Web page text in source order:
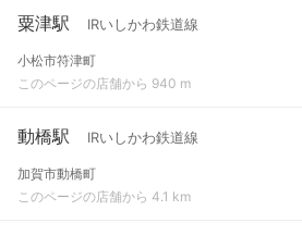
粟津駅 IRいしかわ鉄道線
小松市符津町
このページの店舗から 940 m
動橋駅 IRいしかわ鉄道線
加賀市動橋町
このページの店舗から 4.1 km